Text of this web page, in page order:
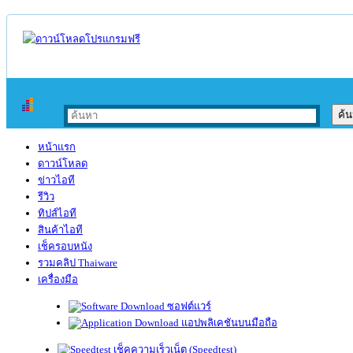
หน้าแรก
ดาวน์โหลด
ข่าวไอที
รีวิว
ทิปส์ไอที
สินค้าไอที
เช็ครอบหนัง
รวมคลิป Thaiware
เครื่องมือ
ซอฟต์แวร์
แอปพลิเคชันบนมือถือ
เช็คความเร็วเน็ต (Speedtest)